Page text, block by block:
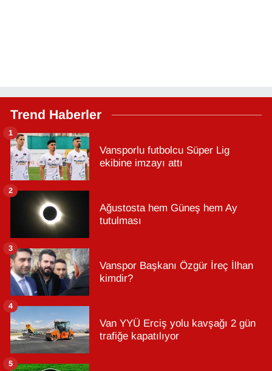
Trend Haberler
Vansporlu futbolcu Süper Lig
ekibine imzayı attı
1
Ağustosta hem Güneş hem Ay
tutulması
2
Vanspor Başkanı Özgür İreç İlhan
kimdir?
3
Van YYÜ Erciş yolu kavşağı 2 gün
trafiğe kapatılıyor
4
5